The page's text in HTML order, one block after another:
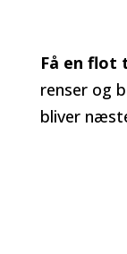
Få en flot
renser og
bliver